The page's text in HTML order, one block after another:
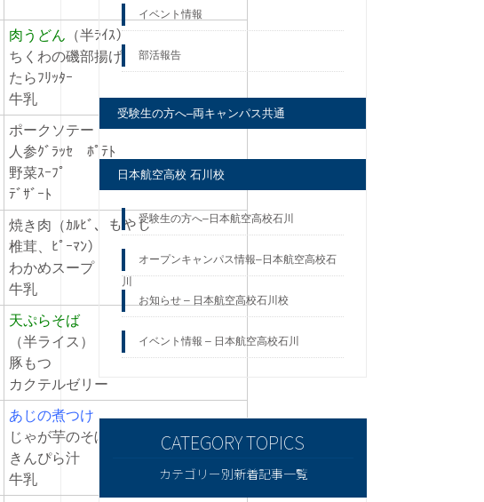
肉うどん （半ﾗｲｽ）
ちくわの磯部揚げ
たらﾌﾘｯﾀｰ
牛乳
ポークソテー
人参ｸﾞﾗｯｾ ﾎﾟﾃﾄ
野菜ｽｰﾌﾟ
ﾃﾞｻﾞｰﾄ
焼き肉 （ｶﾙﾋﾞ、もやし
椎茸、ﾋﾟｰﾏﾝ）
わかめスープ
牛乳
天ぷらそば
（半ライス）
豚もつ
カクテルゼリー
あじの煮つけ
じゃが芋のそぼろ煮
きんぴら汁
牛乳
イベント情報
部活報告
受験生の方へ–両キャンパス共通
日本航空高校 石川校
受験生の方へ–日本航空高校石川
オープンキャンパス情報–日本航空高校石
川
お知らせ – 日本航空高校石川校
イベント情報 – 日本航空高校石川
カテゴリー別新着記事一覧